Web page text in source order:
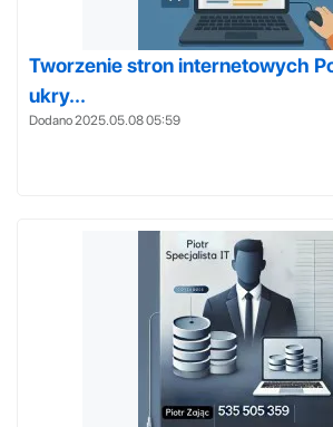
Tworzenie stron internetowych
ukry...
Dodano 2025.05.08 05:59